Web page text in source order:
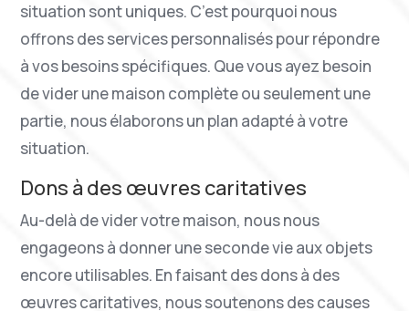
situation sont uniques. C’est pourquoi nous
offrons des services personnalisés pour répondre
à vos besoins spécifiques. Que vous ayez besoin
de vider une maison complète ou seulement une
partie, nous élaborons un plan adapté à votre
situation.
Dons à des œuvres caritatives
Au-delà de vider votre maison, nous nous
engageons à donner une seconde vie aux objets
encore utilisables. En faisant des dons à des
œuvres caritatives, nous soutenons des causes